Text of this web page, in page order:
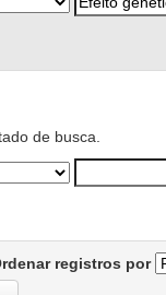
de busca.
registros por